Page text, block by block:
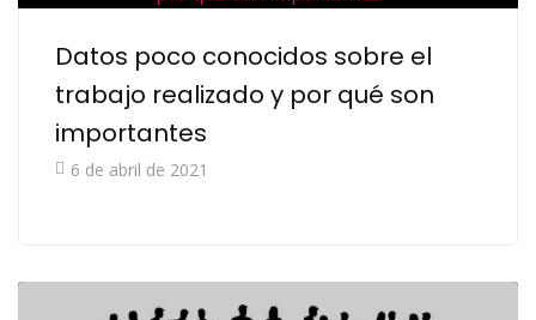
Datos poco conocidos sobre el
trabajo realizado y por qué son
importantes
6 de abril de 2021